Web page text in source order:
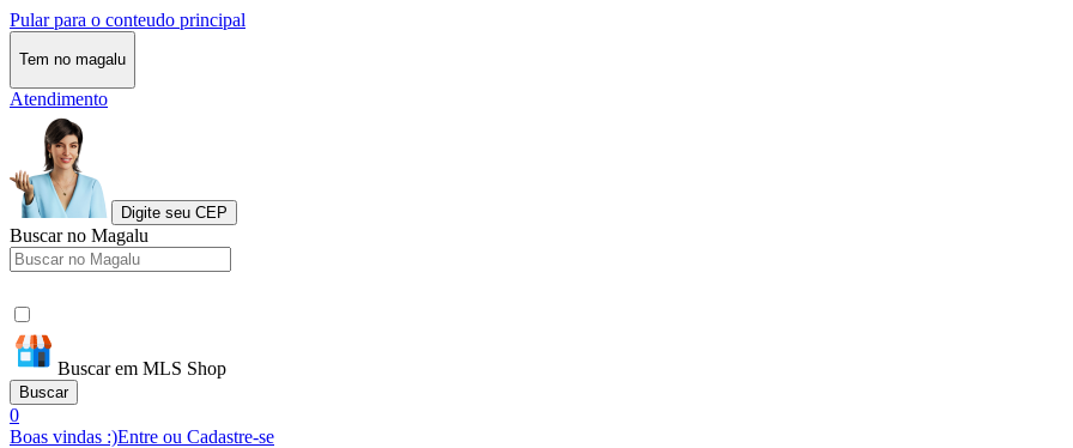
Pular para o conteudo principal
Tem no magalu
Atendimento
Digite seu CEP
Buscar no Magalu
Buscar em MLS Shop
Buscar
0
Boas vindas :)Entre ou Cadastre-se